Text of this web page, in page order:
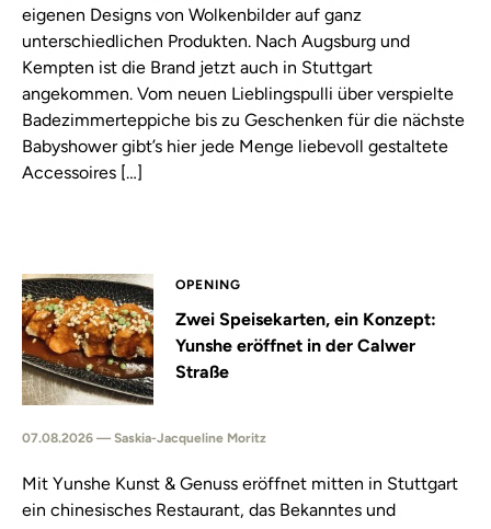
eigenen Designs von Wolkenbilder auf ganz
unterschiedlichen Produkten. Nach Augsburg und
Kempten ist die Brand jetzt auch in Stuttgart
angekommen. Vom neuen Lieblingspulli über verspielte
Badezimmerteppiche bis zu Geschenken für die nächste
Babyshower gibt’s hier jede Menge liebevoll gestaltete
Accessoires […]
OPENING
Zwei Speisekarten, ein Konzept:
Yunshe eröffnet in der Calwer
Straße
07.08.2026 — Saskia-Jacqueline Moritz
Mit Yunshe Kunst & Genuss eröffnet mitten in Stuttgart
ein chinesisches Restaurant, das Bekanntes und